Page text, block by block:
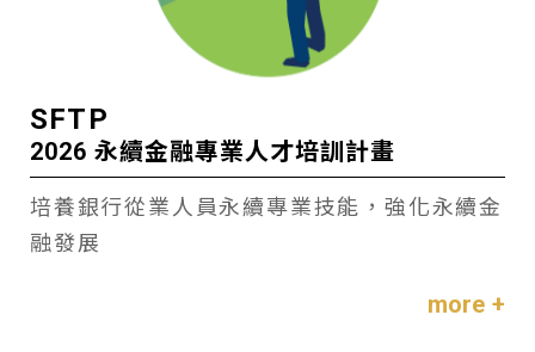
SFTP
2026 永續金融專業人才培訓計畫
培養銀行從業人員永續專業技能，強化永續金
融發展
more +